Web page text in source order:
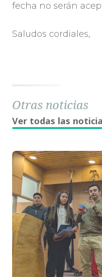
fecha no serán
Saludos cordiales,
Otras noticias
Ver todas las